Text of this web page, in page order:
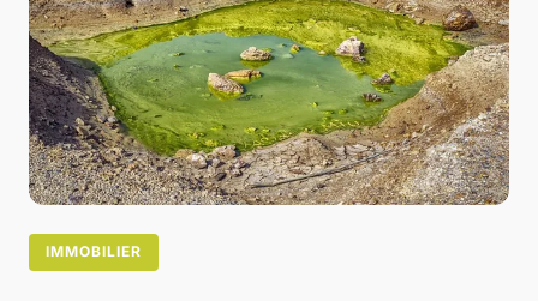
IMMOBILIER